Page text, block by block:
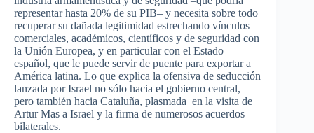
representar hasta 20% de su PIB– y necesita sobre todo
recuperar su dañada legitimidad estrechando vínculos
comerciales, académicos, científicos y de seguridad con
la Unión Europea, y en particular con el Estado
español, que le puede servirde puente para exportara
América latina. Lo que explica la ofensiva de seducción
lanzada porIsrael no sólo hacia el gobierno central,
pero también hacia Cataluña, plasmada en la visita de
Artur Mas a Israel y la firma de numerosos acuerdos
bilaterales.